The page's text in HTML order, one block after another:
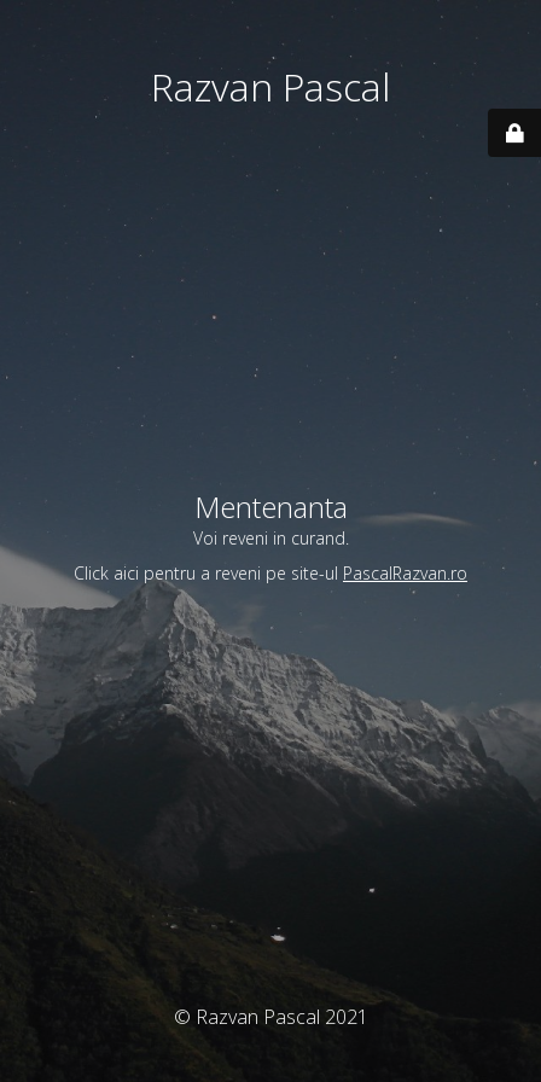
Razvan Pascal
Mentenanta
Voi reveni in curand.
Click aici pentru a reveni pe site-ul PascalRazvan.ro
© Razvan Pascal 2021